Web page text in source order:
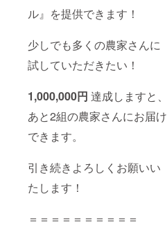
ル』を提供できます！
少しでも多くの農家さんに
試していただきたい！
1,000,000円 達成しますと、
あと2組の農家さんにお届け
できます。
引き続きよろしくお願いい
たします！
＝＝＝＝＝＝＝＝＝＝